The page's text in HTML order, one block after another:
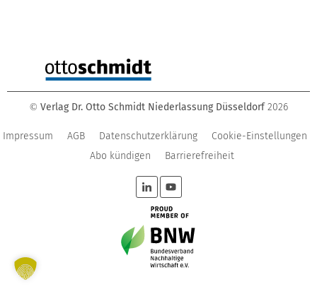
© Verlag Dr. Otto Schmidt Niederlassung Düsseldorf 2026
Impressum AGB Datenschutzerklärung
Cookie-Einstellungen
Abo kündigen
Barrierefreiheit